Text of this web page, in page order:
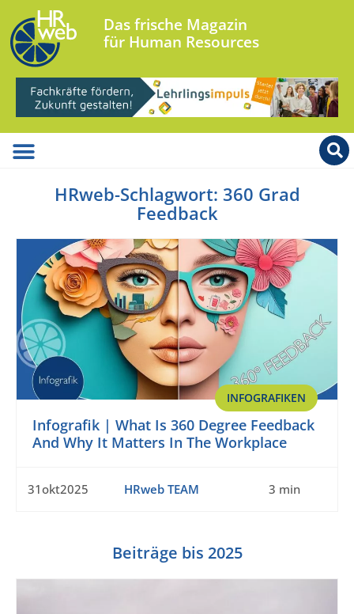
Das frische Magazin
für Human Resources
HRweb-Schlagwort: 360 Grad
Feedback
INFOGRAFIKEN
Infografik | What Is 360 Degree Feedback
And Why It Matters In The Workplace
31okt2025 HRweb TEAM 3 min
Beiträge bis 2025